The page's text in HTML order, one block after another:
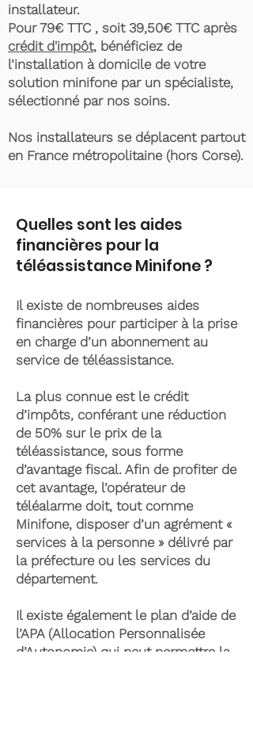
installateur.
Pour 79€ TTC , soit 39,50€ TTC après
crédit d'impôt, bénéficiez de
l’installation à domicile de votre
solution minifone par un spécialiste,
sélectionné par nos soins.
Nos installateurs se déplacent partout
en France métropolitaine (hors Corse).
Quelles sont les aides
financières pour la
téléassistance Minifone ?
Il existe de nombreuses aides
financières pour participer à la prise
en charge d’un abonnement au
service de téléassistance.
La plus connue est le crédit
d’impôts, conférant une réduction
de 50% sur le prix de la
téléassistance, sous forme
d’avantage fiscal. Afin de profiter de
cet avantage, l’opérateur de
téléalarme doit, tout comme
Minifone, disposer d’un agrément «
services à la personne » délivré par
la préfecture ou les services du
département.
Il existe également le plan d’aide de
l’APA (Allocation Personnalisée
d’Autonomie) qui peut permettre la